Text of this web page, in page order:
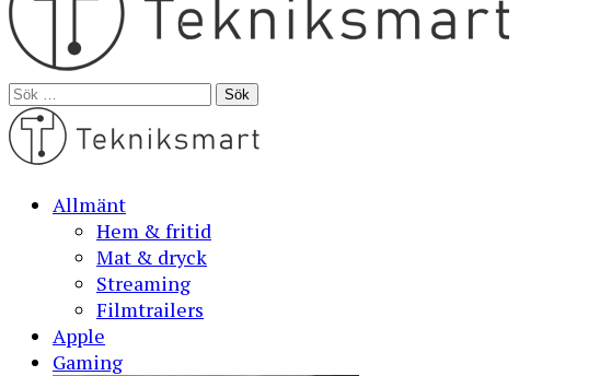
Sök
efter:
Allmänt
Hem & fritid
Mat & dryck
Streaming
Filmtrailers
Apple
Gaming